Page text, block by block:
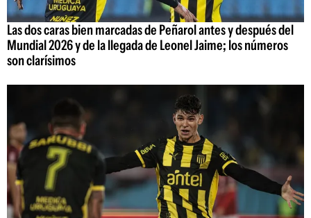
Las dos caras bien marcadas de Peñarol antes y después del
Mundial 2026 y de la llegada de Leonel Jaime; los números
son clarísimos